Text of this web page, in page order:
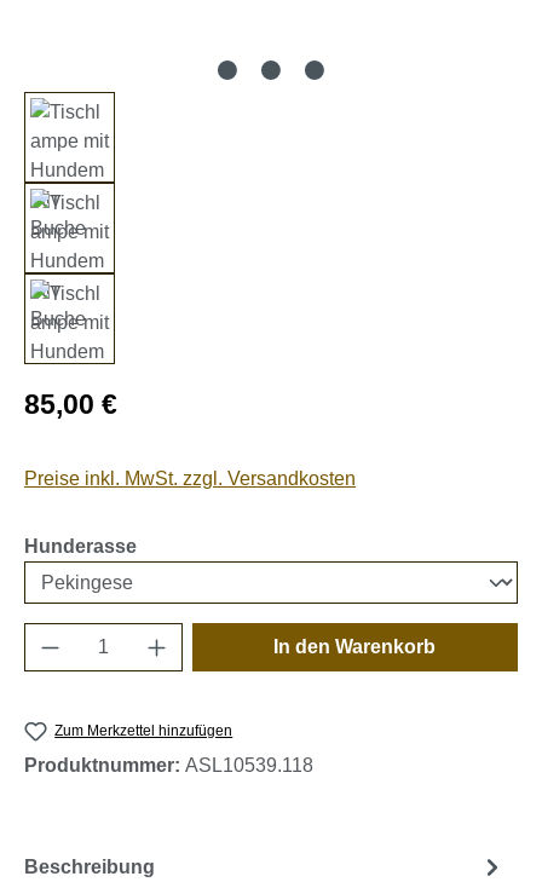
Regulärer Preis:
85,00 €
Preise inkl. MwSt. zzgl. Versandkosten
Hunderasseauswählen
Produkt Anzahl: Gib den gewünschten
In den Warenkorb
Zum Merkzettel hinzufügen
Produktnummer: ASL10539.118
Beschreibung